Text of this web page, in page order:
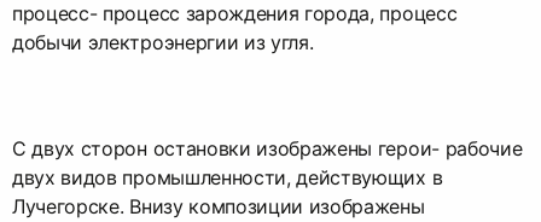
процесс- процесс зарождения города, процесс
добычи электроэнергии из угля.
С двух сторон остановки изображены герои- рабочие
двух видов промышленности, действующих в
Лучегорске. Внизу композиции изображены